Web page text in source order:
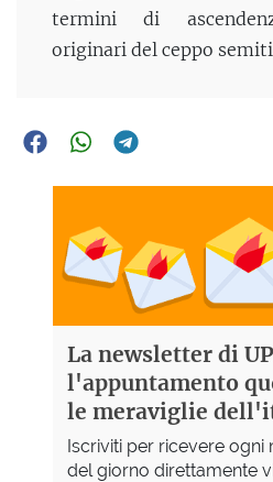
termini di
originari del ceppo
La newsletter di
l'appuntamento
le meraviglie
Iscriviti per ricevere ogni
del giorno direttamente